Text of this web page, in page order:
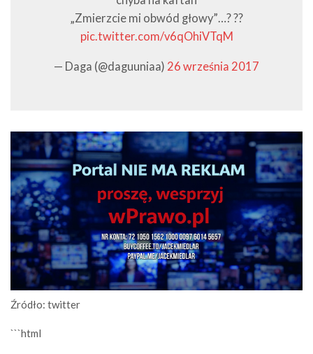
„Zmierzcie mi obwód głowy”…? ??
pic.twitter.com/v6qOhiVTqM
— Daga (@daguuniaa) 26 września 2017
Źródło: twitter
```html